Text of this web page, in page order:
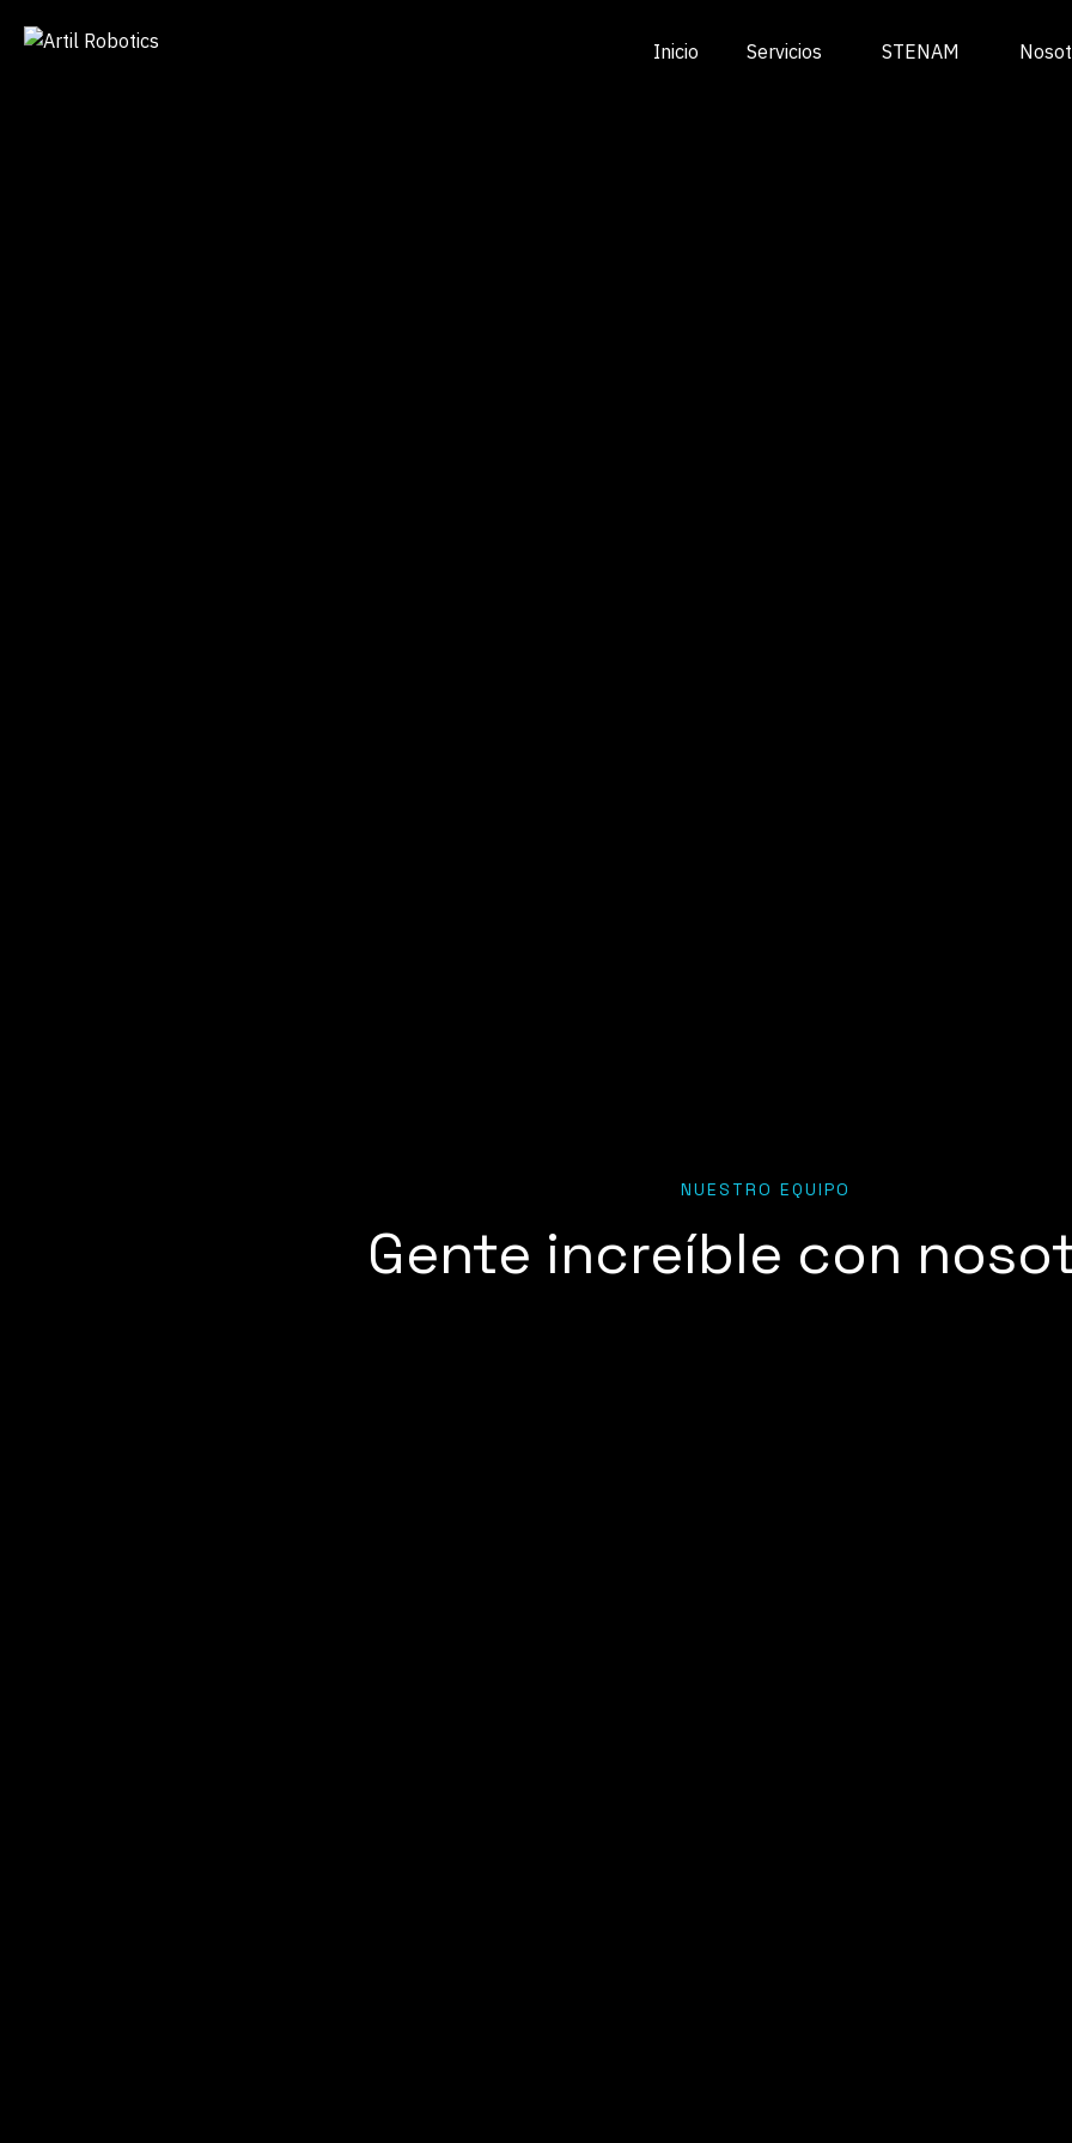
Inicio Servicios STENAM
NUESTRO EQUIPO
Gente increíble con